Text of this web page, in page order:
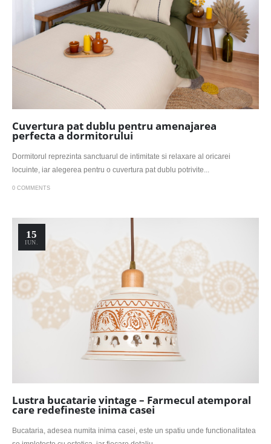
Cuvertura pat dublu pentru amenajarea
perfecta a dormitorului
Dormitorul reprezinta sanctuarul de intimitate si relaxare al oricarei
locuinte, iar alegerea pentru o cuvertura pat dublu potrivite...
0 COMMENTS
15
IUN.
Lustra bucatarie vintage – Farmecul atemporal
care redefineste inima casei
Bucataria, adesea numita inima casei, este un spatiu unde functionalitatea